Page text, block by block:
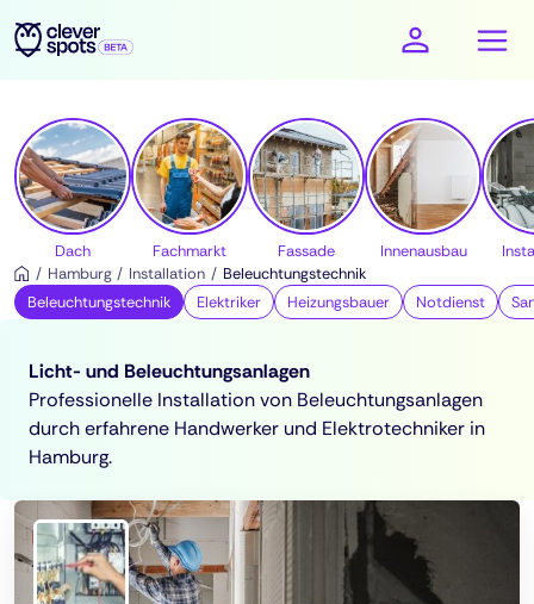
cleverspots - Handwerker
Dach Fachmarkt Fassade Innenausbau
Hamburg
Installation
Beleuchtungstechnik
Beleuchtungstechnik
Elektriker Heizungsbauer Notdienst
Licht- und Beleuchtungsanlagen
Professionelle Installation von Beleuchtungsanlagen
durch erfahrene Handwerker und Elektrotechniker in
Hamburg.